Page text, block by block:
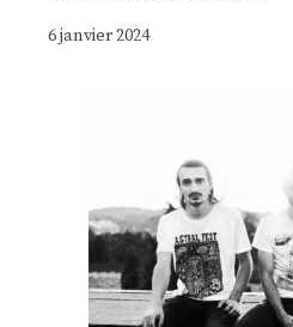
6 janvier 2024